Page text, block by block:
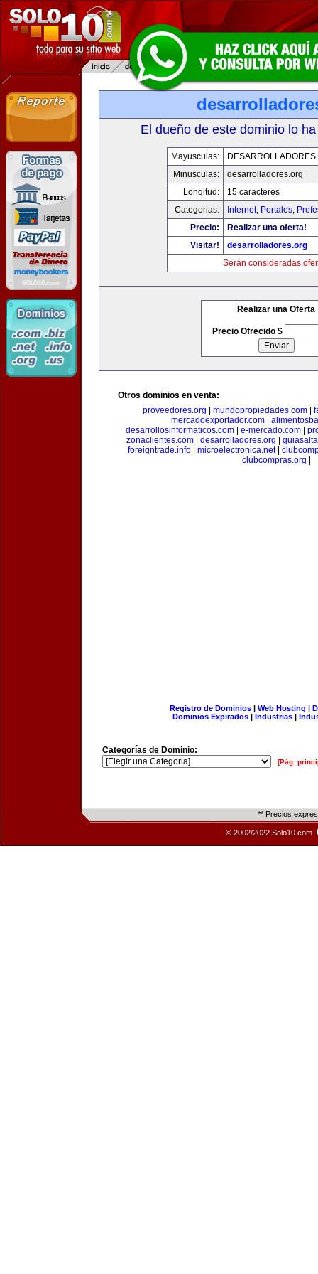
El dueño de este dominio lo
Mayusculas:
Minusculas:
desarrolladores.org
Longitud:
15 caracteres
Categorias:
Internet, Portales,
Precio:
Realizar una oferta!
Visitar!
desarrolladores.org
Serán consideradas
Realizar una Oferta
Precio Ofrecido $
Otros dominios en venta:
proveedores.org
mundopropiedades.com|
mercadoexportador.com|
desarrollosinformaticos.com| e-mercado.com|
zonaclientes.com| desarrolladores.org
foreigntrade.info
microelectronica.net|
clubcompras.org
Registro de Dominios| Web Hosting |
Dominios Expirados | Industrias |
Categorías de Dominio:
[Pág.
** Precios
© 2002/2022 Solo10.com